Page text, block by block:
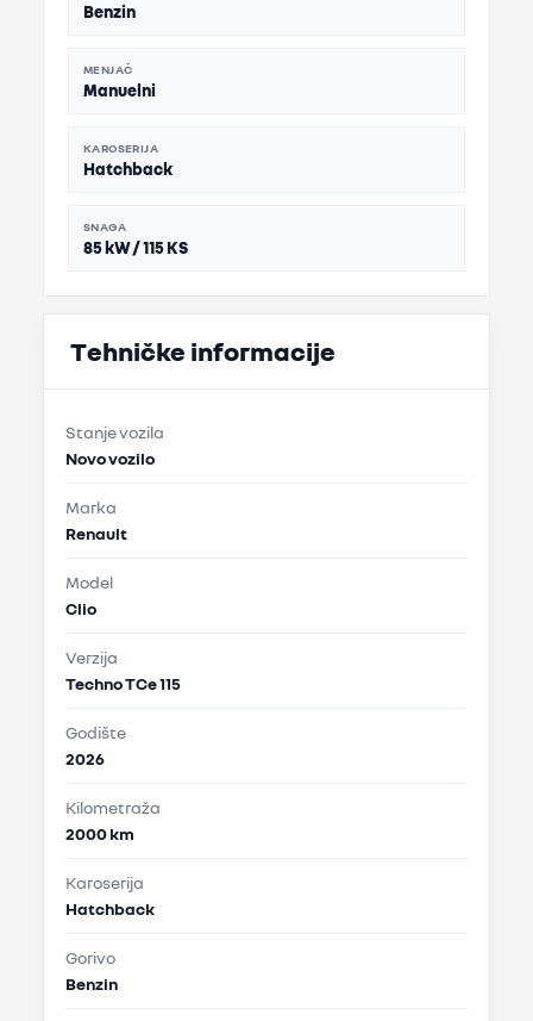
Tehničke informacije
Stanje vozila
Novo vozilo
Marka
Renault
Model
Clio
Verzija
Techno TCe 115
Godište
2026
Kilometraža
2000 km
Karoserija
Hatchback
Gorivo
Benzin
Benzin
MENJAČ
Manuelni
KAROSERIJA
Hatchback
SNAGA
85 kW / 115 KS